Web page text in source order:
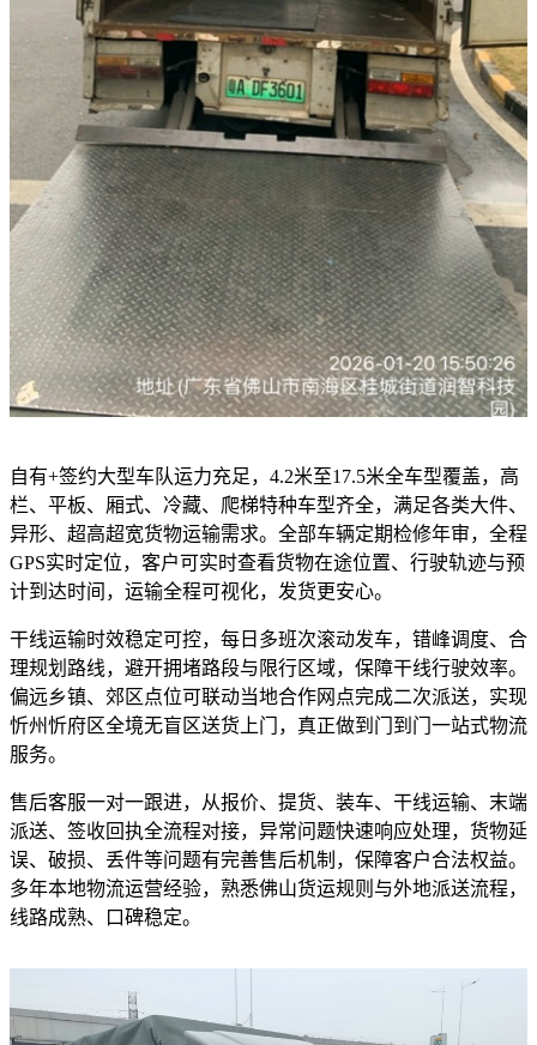
自有+签约大型车队运力充足，4.2米至17.5米全车型覆盖，高
栏、平板、厢式、冷藏、爬梯特种车型齐全，满足各类大件、
异形、超高超宽货物运输需求。全部车辆定期检修年审，全程
GPS实时定位，客户可实时查看货物在途位置、行驶轨迹与预
计到达时间，运输全程可视化，发货更安心。
干线运输时效稳定可控，每日多班次滚动发车，错峰调度、合
理规划路线，避开拥堵路段与限行区域，保障干线行驶效率。
偏远乡镇、郊区点位可联动当地合作网点完成二次派送，实现
忻州忻府区全境无盲区送货上门，真正做到门到门一站式物流
服务。
售后客服一对一跟进，从报价、提货、装车、干线运输、末端
派送、签收回执全流程对接，异常问题快速响应处理，货物延
误、破损、丢件等问题有完善售后机制，保障客户合法权益。
多年本地物流运营经验，熟悉佛山货运规则与外地派送流程，
线路成熟、口碑稳定。